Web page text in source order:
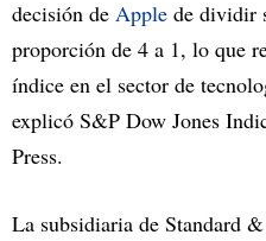
decisión de Apple de dividir
proporción de 4 a 1, lo que
índice en el sector de
explicó S&P Dow Jones
Press.
La subsidiaria de Standard